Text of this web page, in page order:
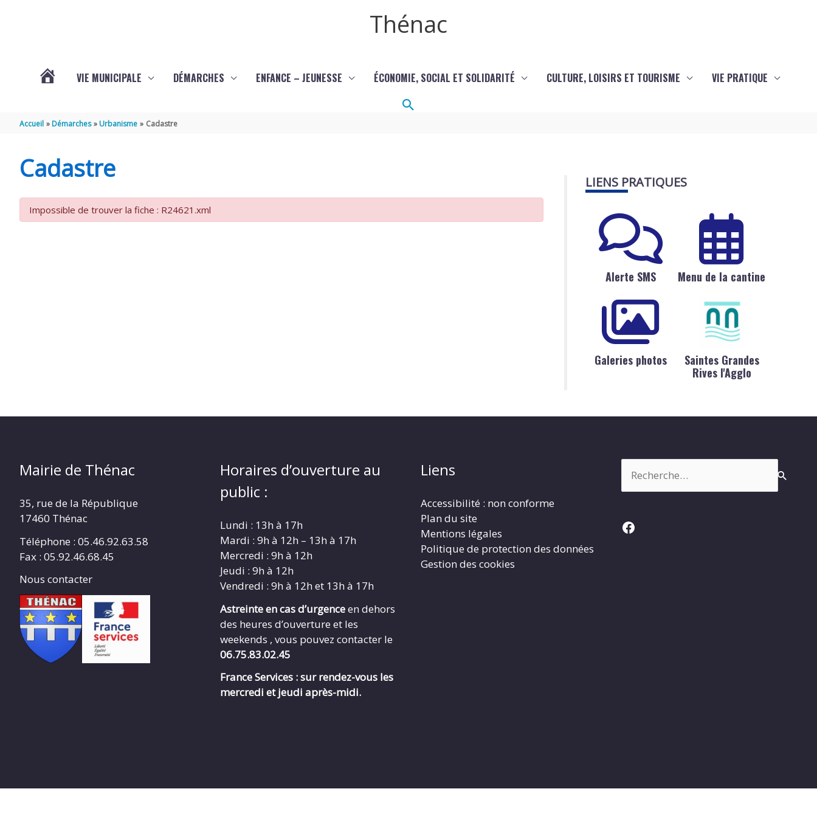
Thénac
THÉNAC
VIE MUNICIPALE DÉMARCHES ENFANCE – JEUNESSE ÉCONOMIE, SOCIAL ET SOLIDARITÉ CULTURE, LOISIRS ET TOURISME VIE PRATIQUE
Rechercher
Accueil Démarches Urbanisme Cadastre
Cadastre
Impossible de trouver la fiche : R24621.xml
LIENS PRATIQUES
Alerte SMS Menu de la cantine
Galeries photos
Saintes Grandes
Rives l'Agglo
Mairie de Thénac
35, rue de la République
17460 Thénac
Téléphone : 05.46.92.63.58
Fax : 05.92.46.68.45
Nous contacter
Horaires d’ouverture au
public :
Lundi : 13h à 17h
Mardi : 9h à 12h – 13h à 17h
Mercredi : 9h à 12h
Jeudi : 9h à 12h
Vendredi : 9h à 12h et 13h à 17h
Astreinte en cas d’urgenceen dehors
des heures d’ouverture et les
weekends , vous pouvez contacter le
06.75.83.02.45
France Services : sur rendez-vous les
mercredi et jeudi après-midi.
Liens
Accessibilité : non conforme
Plan du site
Mentions légales
Politique de protection des données
Gestion des cookies
Facebook